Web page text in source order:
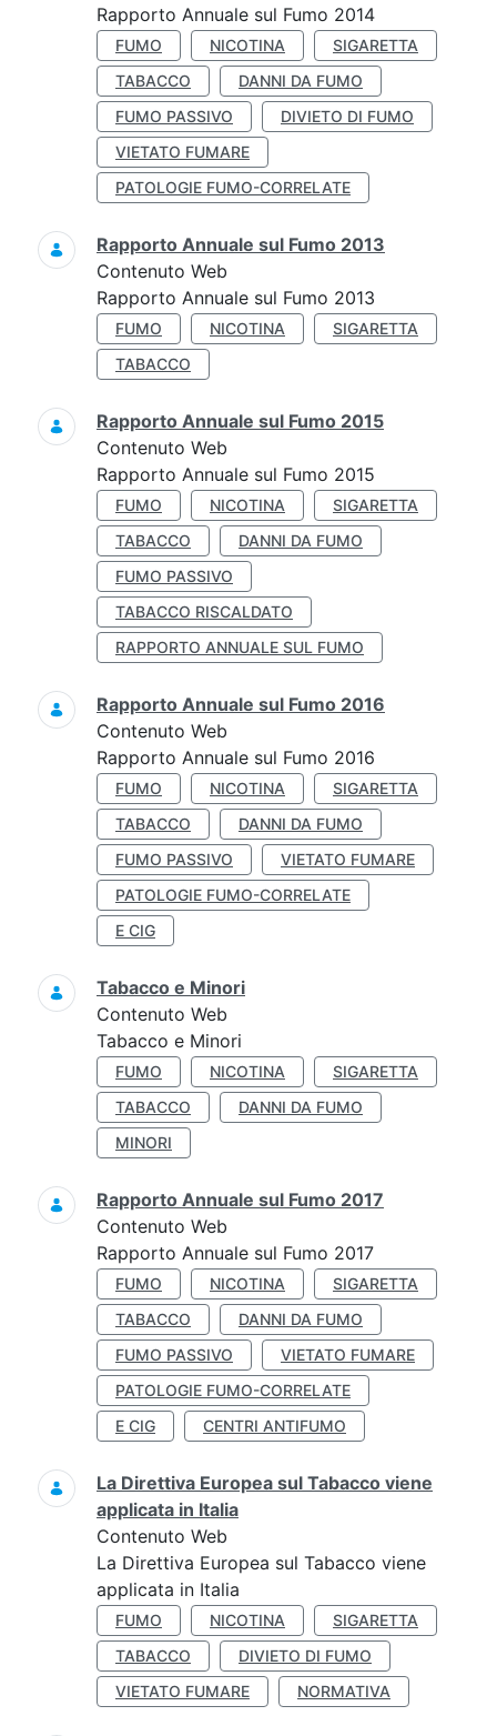
Rapporto Annuale sul Fumo 2014
FUMO NICOTINA
SIGARETTA
TABACCO
DANNI DA FUMO
FUMO PASSIVO
DIVIETO DI FUMO
VIETATO FUMARE
PATOLOGIE FUMO-CORRELATE
Rapporto Annuale sul Fumo 2013
Contenuto Web
Rapporto Annuale sul Fumo 2013
FUMO NICOTINA
SIGARETTA
TABACCO
Rapporto Annuale sul Fumo 2015
Contenuto Web
Rapporto Annuale sul Fumo 2015
FUMO NICOTINA
SIGARETTA
TABACCO
DANNI DA FUMO
FUMO PASSIVO
TABACCO RISCALDATO
RAPPORTO ANNUALE SUL FUMO
Rapporto Annuale sul Fumo 2016
Contenuto Web
Rapporto Annuale sul Fumo 2016
FUMO NICOTINA
SIGARETTA
TABACCO
DANNI DA FUMO
FUMO PASSIVO
VIETATO FUMARE
PATOLOGIE FUMO-CORRELATE
E CIG
Tabacco e Minori
Contenuto Web
Tabacco e Minori
FUMO NICOTINA
SIGARETTA
TABACCO
DANNI DA FUMO
MINORI
Rapporto Annuale sul Fumo 2017
Contenuto Web
Rapporto Annuale sul Fumo 2017
FUMO NICOTINA
SIGARETTA
TABACCO
DANNI DA FUMO
FUMO PASSIVO
VIETATO FUMARE
PATOLOGIE FUMO-CORRELATE
E CIG
CENTRI ANTIFUMO
La Direttiva Europea sul Tabacco viene
applicata in Italia
Contenuto Web
La Direttiva Europea sul Tabacco viene
applicata in Italia
FUMO NICOTINA
SIGARETTA
TABACCO
DIVIETO DI FUMO
VIETATO FUMARE
NORMATIVA